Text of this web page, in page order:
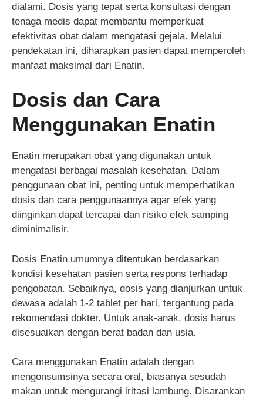
dialami. Dosis yang tepat serta konsultasi dengan
tenaga medis dapat membantu memperkuat
efektivitas obat dalam mengatasi gejala. Melalui
pendekatan ini, diharapkan pasien dapat memperoleh
manfaat maksimal dari Enatin.
Dosis dan Cara
Menggunakan Enatin
Enatin merupakan obat yang digunakan untuk
mengatasi berbagai masalah kesehatan. Dalam
penggunaan obat ini, penting untuk memperhatikan
dosis dan cara penggunaannya agar efek yang
diinginkan dapat tercapai dan risiko efek samping
diminimalisir.
Dosis Enatin umumnya ditentukan berdasarkan
kondisi kesehatan pasien serta respons terhadap
pengobatan. Sebaiknya, dosis yang dianjurkan untuk
dewasa adalah 1-2 tablet per hari, tergantung pada
rekomendasi dokter. Untuk anak-anak, dosis harus
disesuaikan dengan berat badan dan usia.
Cara menggunakan Enatin adalah dengan
mengonsumsinya secara oral, biasanya sesudah
makan untuk mengurangi iritasi lambung. Disarankan